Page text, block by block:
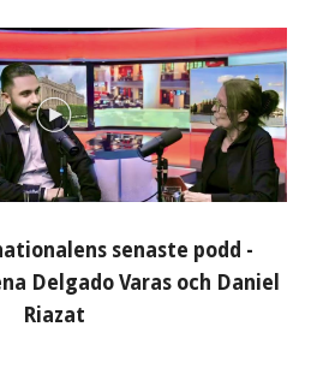
senaste podd -
Delgado Varas och Daniel
Riazat